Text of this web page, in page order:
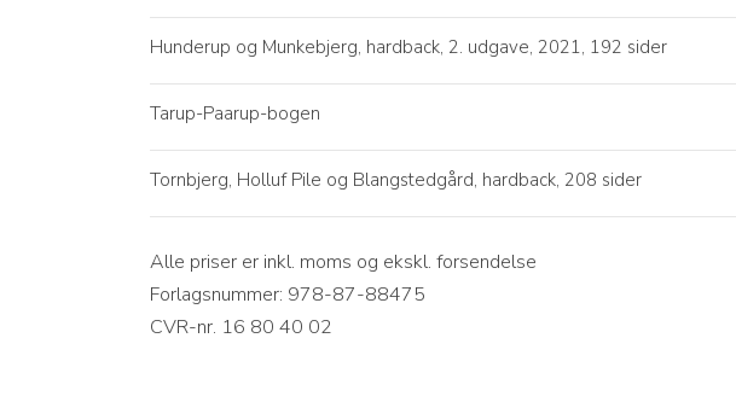
Hunderup og Munkebjerg, hardback, 2. udgave, 2021, 192 sider
Tarup-Paarup-bogen
Tornbjerg, Holluf Pile og Blangstedgård, hardback, 208 sider
Alle priser er inkl. moms og ekskl. forsendelse
Forlagsnummer: 978-87-88475
CVR-nr. 16 80 40 02​